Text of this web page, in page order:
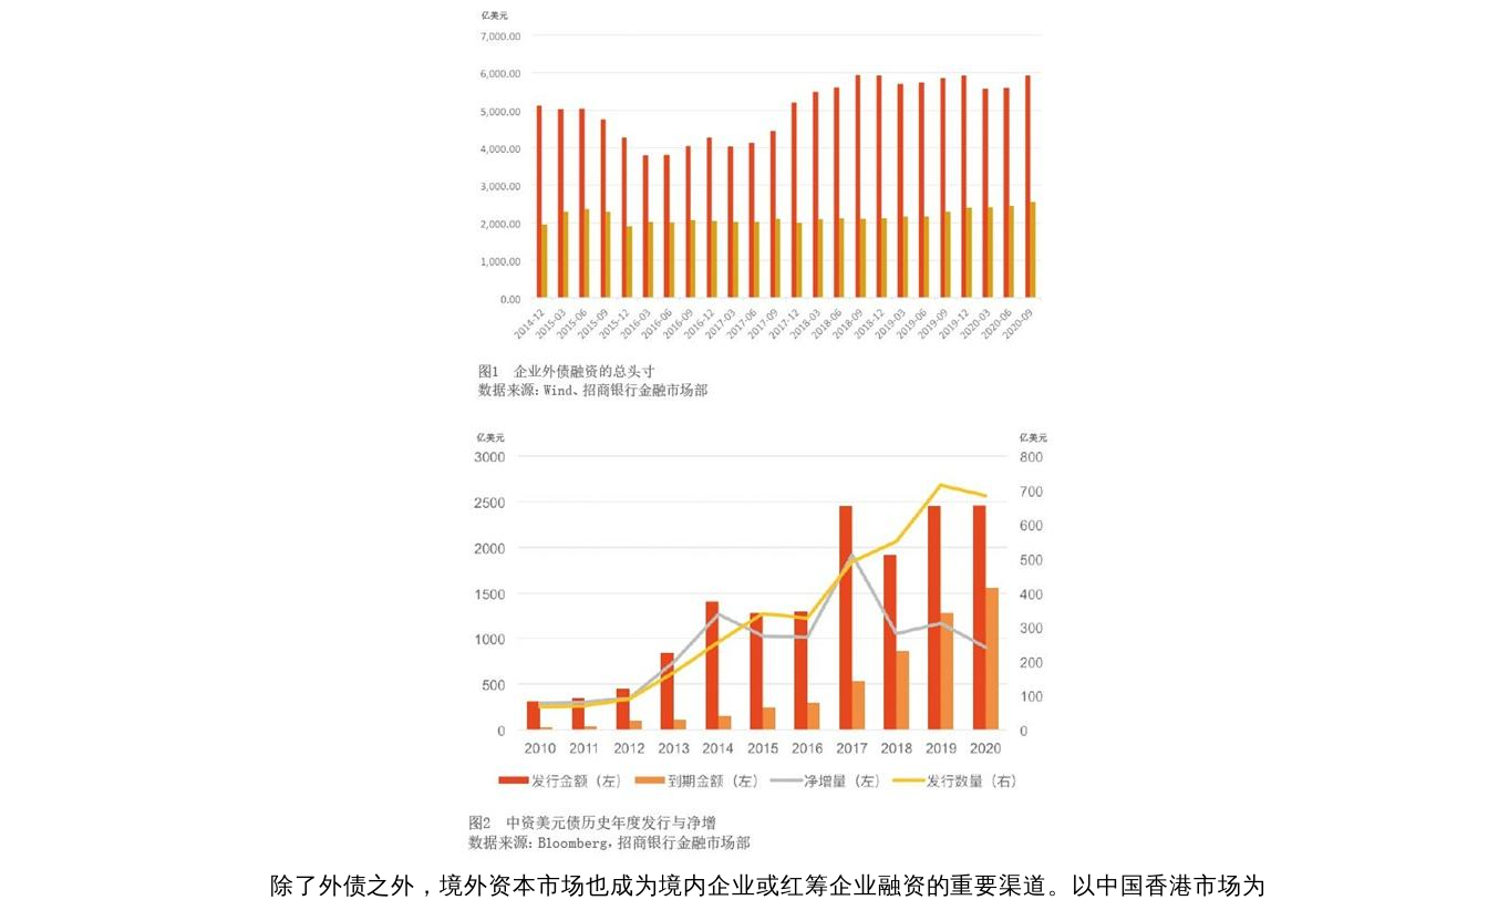
除了外债之外，境外资本市场也成为境内企业或红筹企业融资的重要渠道。以中国香港市场为